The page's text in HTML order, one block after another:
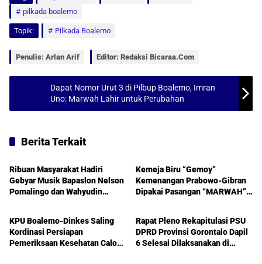
t
s
e
b
k
i
l
e
pilkada boalemo
Topik: Pilkada Boalemo
Penulis: Arlan Arif Editor: Redaksi Bicaraa.com
Dapat Nomor Urut 3 di Pilbup Boalemo, Imran
Uno: Marwah Lahir untuk Perubahan
Berita Terkait
Boalemo
Ribuan Masyarakat Hadiri
Gebyar Musik Bapaslon Nelson
Pomalingo dan Wahyudin
Kemeja Biru “Gemoy”
Kemenangan Prabowo-Gibran
Dipakai Pasangan “MARWAH”
Boalemo
KPU Boalemo-Dinkes Saling
Kordinasi Persiapan
Pemeriksaan Kesehatan Calon
Boalemo
Rapat Pleno Rekapitulasi PSU
DPRD Provinsi Gorontalo Dapil
6 Selesai Dilaksanakan di
Boalemo